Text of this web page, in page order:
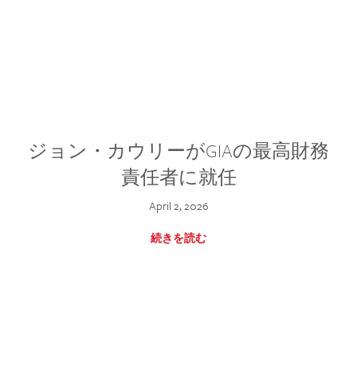
ジョン・カウリーがGIAの最高財務
責任者に就任
April 2, 2026
続きを読む